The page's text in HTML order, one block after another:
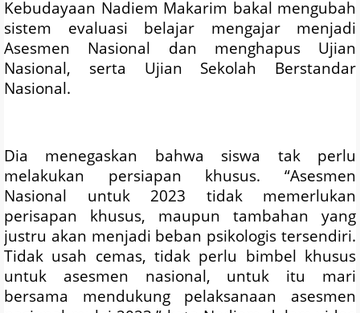
Kebudayaan Nadiem Makarim bakal mengubah
sistem evaluasi belajar mengajar menjadi
Asesmen Nasional dan menghapus Ujian
Nasional, serta Ujian Sekolah Berstandar
Nasional.
Dia menegaskan bahwa siswa tak perlu
melakukan persiapan khusus. “Asesmen
Nasional untuk 2023 tidak memerlukan
perisapan khusus, maupun tambahan yang
justru akan menjadi beban psikologis tersendiri.
Tidak usah cemas, tidak perlu bimbel khusus
untuk asesmen nasional, untuk itu mari
bersama mendukung pelaksanaan asesmen